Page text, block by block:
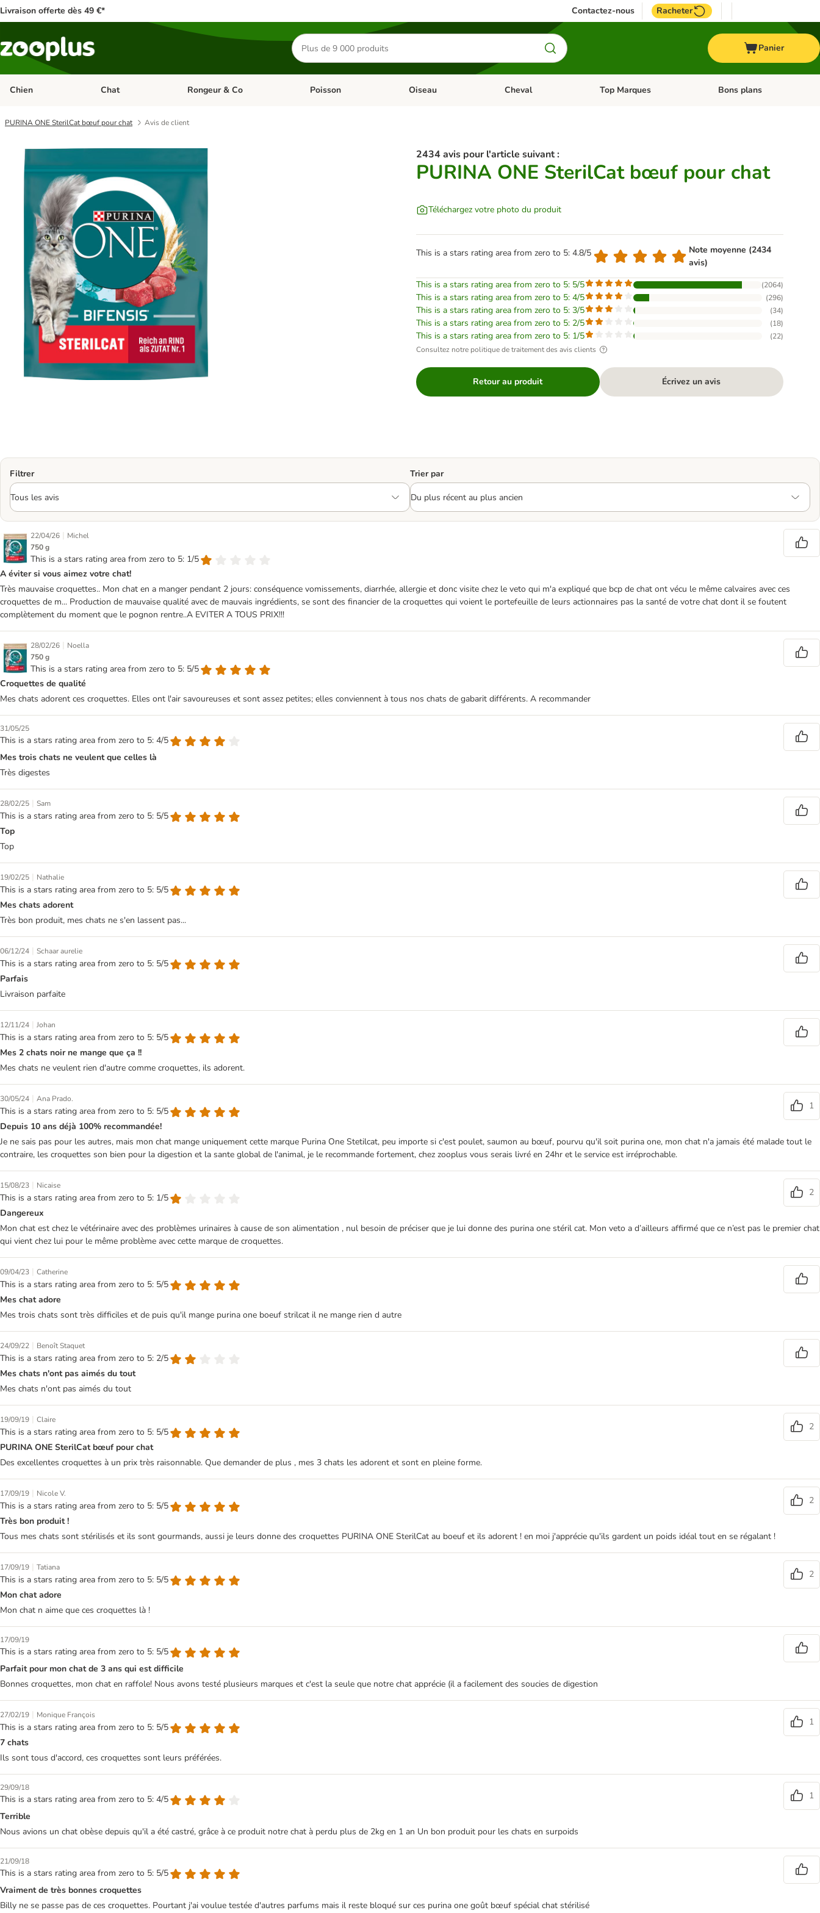
Livraison offerte dès 49 €* Contactez-nous Racheter
Rechercher
des
produits
Panier
Chien Dérouler les catégories: Chien
Chat Dérouler les catégories: Chat
Rongeur & Co Dérouler les catégories: Rongeur & Co
Poisson Dérouler les catégories: Poisson
Oiseau Dérouler les catégories: Oiseau
Cheval Dérouler les catégories: Cheval
Top Marques Dérouler les catégories: Top
Bons plans
PURINA ONE SterilCat bœuf pour chat Avis de client
2434 avis pour l'article suivant :
PURINA ONE SterilCat bœuf pour chat
Téléchargez votre photo du produit
This is a stars rating area from zero to 5: 4.8/5
Note moyenne (2434
avis)
This is a stars rating area from zero to 5: 5/5
(2064)
This is a stars rating area from zero to 5: 4/5 (296)
This is a stars rating area from zero to 5: 3/5 (34)
This is a stars rating area from zero to 5: 2/5 (18)
This is a stars rating area from zero to 5: 1/5 (22)
Consultez notre politique de traitement des avis clients
Retour au produit Écrivez un avis
Filtrer Trier par
22/04/26 | Michel
750 g
This is a stars rating area from zero to 5: 1/5
A éviter si vous aimez votre chat!
Très mauvaise croquettes.. Mon chat en a manger pendant 2 jours: conséquence vomissements, diarrhée, allergie et donc visite chez le veto qui m'a expliqué que bcp de chat ont vécu le même calvaires avec ces
croquettes de m... Production de mauvaise qualité avec de mauvais ingrédients, se sont des financier de la croquettes qui voient le portefeuille de leurs actionnaires pas la santé de votre chat dont il se foutent
complètement du moment que le pognon rentre..A EVITER A TOUS PRIX!!!
28/02/26 | Noella
750 g
This is a stars rating area from zero to 5: 5/5
Croquettes de qualité
Mes chats adorent ces croquettes. Elles ont l'air savoureuses et sont assez petites; elles conviennent à tous nos chats de gabarit différents. A recommander
31/05/25
This is a stars rating area from zero to 5: 4/5
Mes trois chats ne veulent que celles là
Très digestes
28/02/25 | Sam
This is a stars rating area from zero to 5: 5/5
Top
Top
19/02/25 | Nathalie
This is a stars rating area from zero to 5: 5/5
Mes chats adorent
Très bon produit, mes chats ne s'en lassent pas...
06/12/24 | Schaar aurelie
This is a stars rating area from zero to 5: 5/5
Parfais
Livraison parfaite
12/11/24 | Johan
This is a stars rating area from zero to 5: 5/5
Mes 2 chats noir ne mange que ça !!
Mes chats ne veulent rien d'autre comme croquettes, ils adorent.
30/05/24 | Ana Prado.
This is a stars rating area from zero to 5: 5/5
1
Depuis 10 ans déjà 100% recommandée!
Je ne sais pas pour les autres, mais mon chat mange uniquement cette marque Purina One Stetilcat, peu importe si c'est poulet, saumon au bœuf, pourvu qu'il soit purina one, mon chat n'a jamais été malade tout le
contraire, les croquettes son bien pour la digestion et la sante global de l'animal, je le recommande fortement, chez zooplus vous serais livré en 24hr et le service est irréprochable.
15/08/23 | Nicaise
This is a stars rating area from zero to 5: 1/5
2
Dangereux
Mon chat est chez le vétérinaire avec des problèmes urinaires à cause de son alimentation , nul besoin de préciser que je lui donne des purina one stéril cat. Mon veto a d’ailleurs affirmé que ce n’est pas le premier chat
qui vient chez lui pour le même problème avec cette marque de croquettes.
09/04/23 | Catherine
This is a stars rating area from zero to 5: 5/5
Mes chat adore
Mes trois chats sont très difficiles et de puis qu'il mange purina one boeuf strilcat il ne mange rien d autre
24/09/22 | Benoît Staquet
This is a stars rating area from zero to 5: 2/5
Mes chats n'ont pas aimés du tout
Mes chats n'ont pas aimés du tout
19/09/19 | Claire
This is a stars rating area from zero to 5: 5/5
2
PURINA ONE SterilCat bœuf pour chat
Des excellentes croquettes à un prix très raisonnable. Que demander de plus , mes 3 chats les adorent et sont en pleine forme.
17/09/19 | Nicole V.
This is a stars rating area from zero to 5: 5/5
2
Très bon produit !
Tous mes chats sont stérilisés et ils sont gourmands, aussi je leurs donne des croquettes PURINA ONE SterilCat au boeuf et ils adorent ! en moi j'apprécie qu'ils gardent un poids idéal tout en se régalant !
17/09/19 | Tatiana
This is a stars rating area from zero to 5: 5/5
2
Mon chat adore
Mon chat n aime que ces croquettes là !
17/09/19
This is a stars rating area from zero to 5: 5/5
Parfait pour mon chat de 3 ans qui est difficile
Bonnes croquettes, mon chat en raffole! Nous avons testé plusieurs marques et c'est la seule que notre chat apprécie (il a facilement des soucies de digestion
27/02/19 | Monique François
This is a stars rating area from zero to 5: 5/5
1
7 chats
Ils sont tous d'accord, ces croquettes sont leurs préférées.
29/09/18
This is a stars rating area from zero to 5: 4/5
1
Terrible
Nous avions un chat obèse depuis qu'il a été castré, grâce à ce produit notre chat à perdu plus de 2kg en 1 an Un bon produit pour les chats en surpoids
21/09/18
This is a stars rating area from zero to 5: 5/5
Vraiment de très bonnes croquettes
Billy ne se passe pas de ces croquettes. Pourtant j'ai voulue testée d'autres parfums mais il reste bloqué sur ces purina one goût bœuf spécial chat stérilisé